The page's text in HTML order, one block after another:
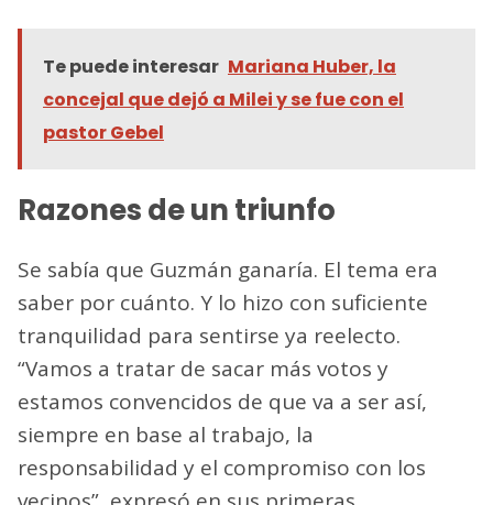
Te puede interesar Mariana Huber, la
concejal que dejó a Milei y se fue con el
pastor Gebel
Razones de un triunfo
Se sabía que Guzmán ganaría. El tema era
saber por cuánto. Y lo hizo con suficiente
tranquilidad para sentirse ya reelecto.
“Vamos a tratar de sacar más votos y
estamos convencidos de que va a ser así,
siempre en base al trabajo, la
responsabilidad y el compromiso con los